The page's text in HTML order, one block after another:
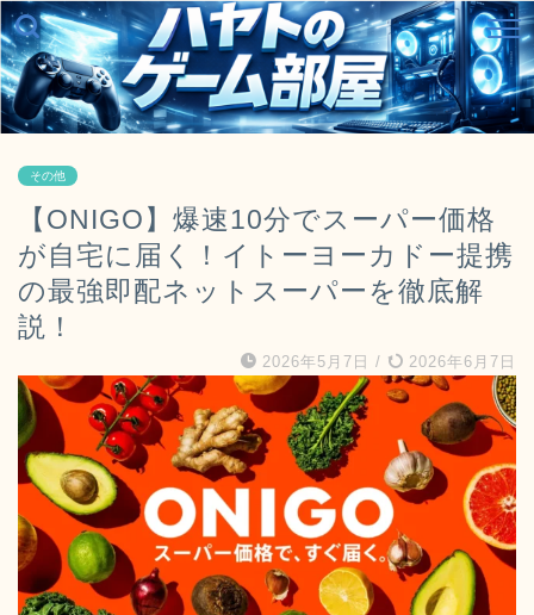
その他
【ONIGO】爆速10分でスーパー価格
が自宅に届く！イトーヨーカドー提携
の最強即配ネットスーパーを徹底解
説！
2026年5月7日 / 2026年6月7日